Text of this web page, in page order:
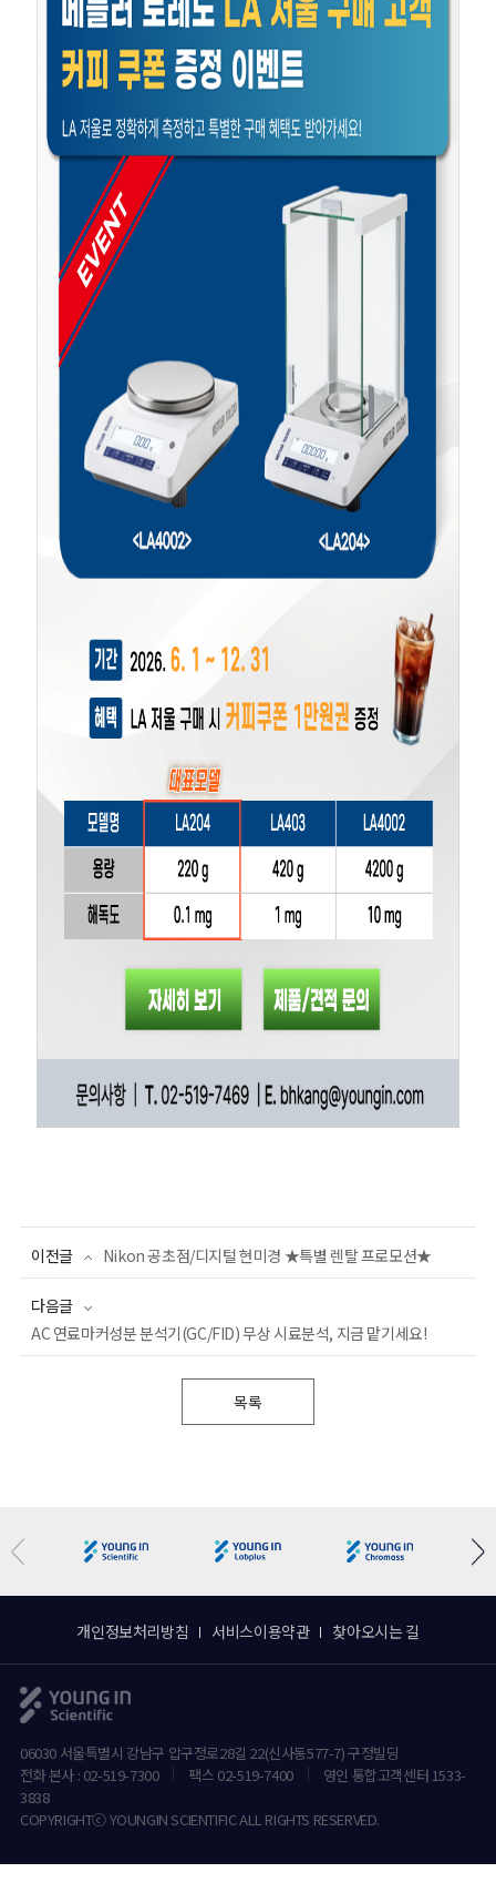
이전글 Nikon 공초점/디지털 현미경 ★특별 렌탈 프로모션★
다음글
AC 연료마커성분 분석기(GC/FID) 무상 시료분석, 지금 맡기세요!
목록
개인정보처리방침 서비스이용약관 찾아오시는 길
06030 서울특별시 강남구 압구정로28길 22(신사동577-7) 구정빌딩
전화 본사 : 02-519-7300
팩스 02-519-7400
영인 통합고객센터 1533-
3838
COPYRIGHTⓒ YOUNGIN SCIENTIFIC ALL RIGHTS RESERVED.